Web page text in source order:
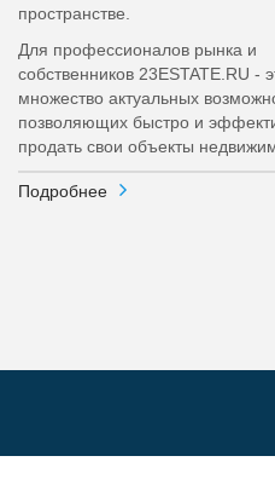
пространстве.
Для профессионалов рынка и
собственников 23ESTATE.RU -
множество актуальных
позволяющих быстро и
продать свои объекты
Подробнее